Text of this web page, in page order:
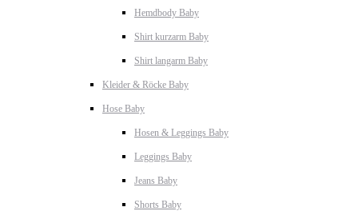
Hemdbody Baby
Shirt kurzarm Baby
Shirt langarm Baby
Kleider & Röcke Baby
Hose Baby
Hosen & Leggings Baby
Leggings Baby
Jeans Baby
Shorts Baby